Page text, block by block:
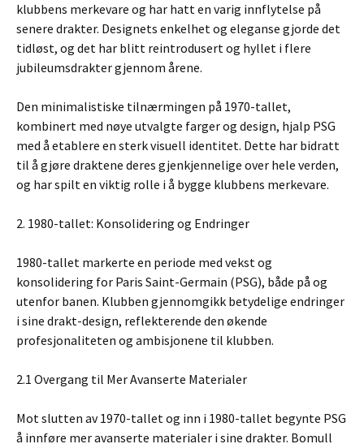
klubbens merkevare og har hatt en varig innflytelse på
senere drakter. Designets enkelhet og eleganse gjorde det
tidløst, og det har blitt reintrodusert og hyllet i flere
jubileumsdrakter gjennom årene.
Den minimalistiske tilnærmingen på 1970-tallet,
kombinert med nøye utvalgte farger og design, hjalp PSG
med å etablere en sterk visuell identitet. Dette har bidratt
til å gjøre draktene deres gjenkjennelige over hele verden,
og har spilt en viktig rolle i å bygge klubbens merkevare.
2. 1980-tallet: Konsolidering og Endringer
1980-tallet markerte en periode med vekst og
konsolidering for Paris Saint-Germain (PSG), både på og
utenfor banen. Klubben gjennomgikk betydelige endringer
i sine drakt-design, reflekterende den økende
profesjonaliteten og ambisjonene til klubben.
2.1 Overgang til Mer Avanserte Materialer
Mot slutten av 1970-tallet og inn i 1980-tallet begynte PSG
å innføre mer avanserte materialer i sine drakter. Bomull